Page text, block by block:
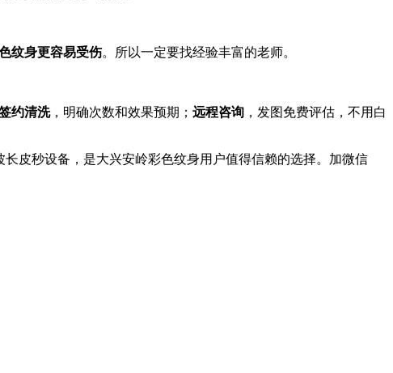
纹身更容易受伤。所以一定要找经验丰富的老师。
约清洗，明确次数和效果预期； 远程咨询 ，发图免费评估，不用白
长皮秒设备，是大兴安岭彩色纹身用户值得信赖的选择。加微信